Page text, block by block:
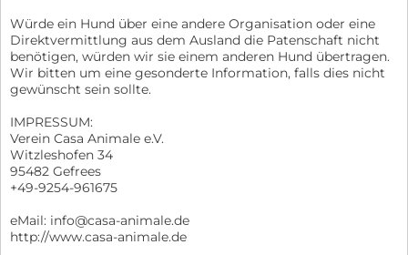
Würde ein Hund über eine andere Organisation oder eine
Direktvermittlung aus dem Ausland die Patenschaft nicht
benötigen, würden wir sie einem anderen Hund übertragen.
Wir bitten um eine gesonderte Information, falls dies nicht
gewünscht sein sollte.
IMPRESSUM:
Verein Casa Animale e.V.
Witzleshofen 34
95482 Gefrees
+49-9254-961675
eMail: info@casa-animale.de
http://www.casa-animale.de